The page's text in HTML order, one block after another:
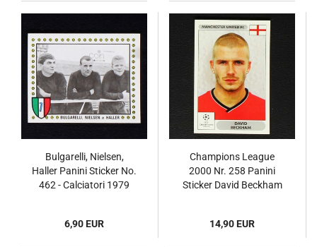
Bulgarelli, Nielsen,
Haller Panini Sticker No.
462 - Calciatori 1979
6,90 EUR
Champions League
2000 Nr. 258 Panini
Sticker David Beckham
14,90 EUR